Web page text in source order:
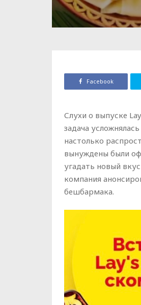
Facebook
Слухи о выпуске
задача
настолько
вынуждены были
угадать новый
компания
бешбармака.